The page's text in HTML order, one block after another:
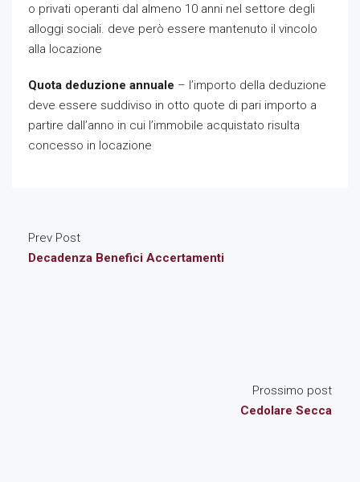
o privati operanti dal almeno 10 anni nel settore degli
alloggi sociali. deve però essere mantenuto il vincolo
alla locazione
Quota deduzione annuale – l’importo della deduzione
deve essere suddiviso in otto quote di pari importo a
partire dall’anno in cui l’immobile acquistato risulta
concesso in locazione
Prev Post
Decadenza Benefici Accertamenti
Prossimo post
Cedolare Secca